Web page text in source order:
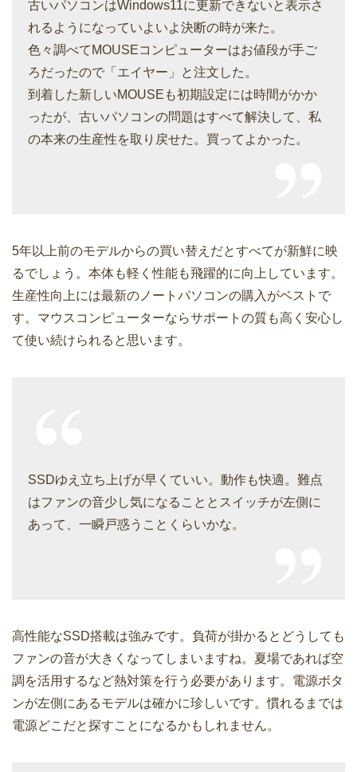
古いパソコンはWindows11に更新できないと表示さ
れるようになっていよいよ決断の時が来た。
色々調べてMOUSEコンピューターはお値段が手ご
ろだったので「エイヤー」と注文した。
到着した新しいMOUSEも初期設定には時間がかか
ったが、古いパソコンの問題はすべて解決して、私
の本来の生産性を取り戻せた。買ってよかった。
5年以上前のモデルからの買い替えだとすべてが新鮮に映
るでしょう。本体も軽く性能も飛躍的に向上しています。
生産性向上には最新のノートパソコンの購入がベストで
す。マウスコンピューターならサポートの質も高く安心し
て使い続けられると思います。
SSDゆえ立ち上げが早くていい。動作も快適。難点
はファンの音少し気になることとスイッチが左側に
あって、一瞬戸惑うことくらいかな。
高性能なSSD搭載は強みです。負荷が掛かるとどうしても
ファンの音が大きくなってしまいますね。夏場であれば空
調を活用するなど熱対策を行う必要があります。電源ボタ
ンが左側にあるモデルは確かに珍しいです。慣れるまでは
電源どこだと探すことになるかもしれません。